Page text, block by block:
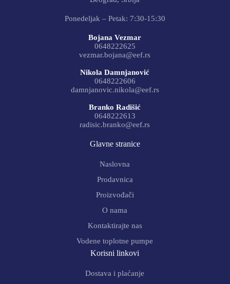
Ponedeljak – Petak: 7:30-15:30
Bojana Vezmar
0648222625
vezmar.bojana@eef.rs
Nikola Damnjanović
0648222606
damnjanovic.nikola@eef.rs
Branko Radišić
0648222613
radisic.branko@eef.rs
Glavne stranice
Naslovna
Prodavnica
Proizvođači
O nama
Kontaktirajte nas
Vodene toplotne pumpe
Korisni linkovi
Dostava i plaćanje